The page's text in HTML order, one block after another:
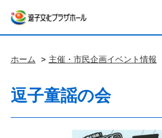
ホーム 主催・市民企画イベント情報
逗子童謡の会